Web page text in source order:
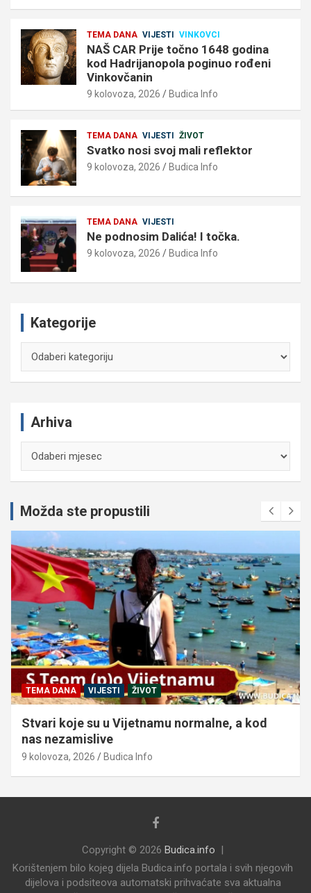
TEMA DANA VIJESTI VINKOVCI
NAŠ CAR Prije točno 1648 godina
kod Hadrijanopola poginuo rođeni
Vinkovčanin
9 kolovoza, 2026 Budica Info
TEMA DANA VIJESTI ŽIVOT
Svatko nosi svoj mali reflektor
9 kolovoza, 2026 Budica Info
TEMA DANA VIJESTI
Ne podnosim Dalića! I točka.
9 kolovoza, 2026 Budica Info
Kategorije
Arhiva
Možda ste propustili
TEMA DANA VIJESTI ŽIVOT
Stvari koje su u Vijetnamu normalne, a kod
nas nezamislive
9 kolovoza, 2026 Budica Info
Copyright © 2026 Budica.info
Korištenjem bilo kojeg dijela Budica.info portala i svih njegovih
dijelova i podsiteova automatski prihvaćate sva aktualna